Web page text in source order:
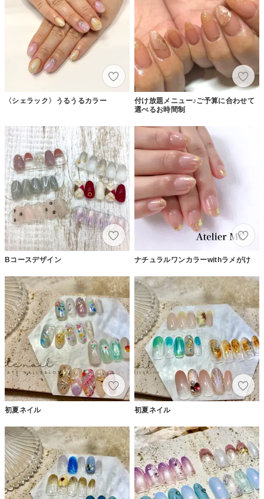
〈シェラック〉うるうるカラー
付け放題メニュー♪ご予算に合わせて
選べるお時間制
Bコースデザイン ナチュラルワンカラーwithラメがけ
初夏ネイル 初夏ネイル